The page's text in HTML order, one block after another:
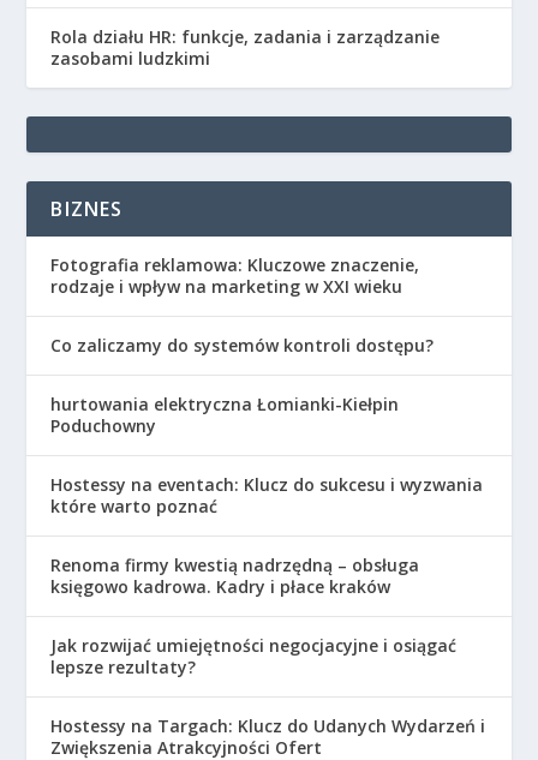
Rola działu HR: funkcje, zadania i zarządzanie
zasobami ludzkimi
BIZNES
Fotografia reklamowa: Kluczowe znaczenie,
rodzaje i wpływ na marketing w XXI wieku
Co zaliczamy do systemów kontroli dostępu?
hurtowania elektryczna Łomianki-Kiełpin
Poduchowny
Hostessy na eventach: Klucz do sukcesu i wyzwania
które warto poznać
Renoma firmy kwestią nadrzędną – obsługa
księgowo kadrowa. Kadry i płace kraków
Jak rozwijać umiejętności negocjacyjne i osiągać
lepsze rezultaty?
Hostessy na Targach: Klucz do Udanych Wydarzeń i
Zwiększenia Atrakcyjności Ofert